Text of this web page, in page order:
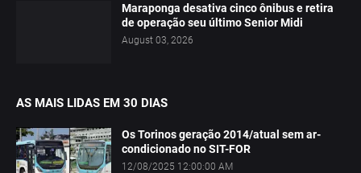
Maraponga desativa cinco ônibus e retira
de operação seu último Senior Midi
August 03, 2026
AS MAIS LIDAS EM 30 DIAS
Os Torinos geração 2014/atual sem ar-
condicionado no SIT-FOR
12/08/2025 12:00:00 AM